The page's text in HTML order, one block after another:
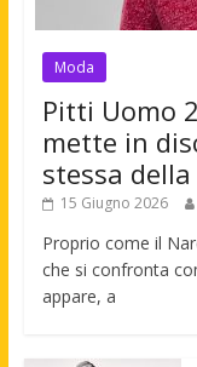
Moda
Pitti Uomo
mette in
stessa
15 Giugno 2026
Proprio come il
che si confronta
appare, a